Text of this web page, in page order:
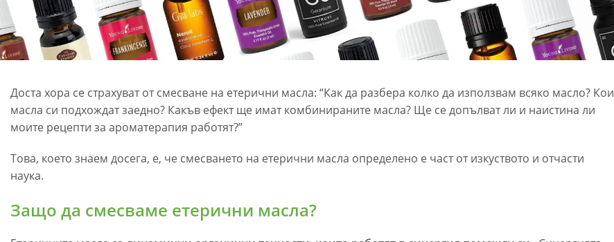
Доста хора се страхуват от смесване на етерични масла: “Как да разбера колко да използвам всяко масло? Кои
масла си подхождат заедно? Какъв ефект ще имат комбинираните масла? Ще се допълват ли и наистина ли
моите рецепти за ароматерапия работят?”
Това, което знаем досега, е, че смесването на етерични масла определено е част от изкуството и отчасти
наука.
Защо да смесваме етерични масла?